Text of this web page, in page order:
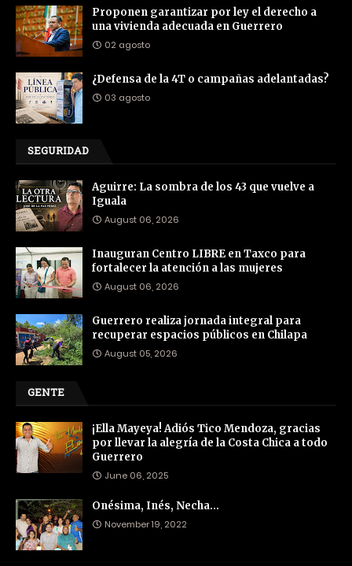
Proponen garantizar por ley el derecho a
una vivienda adecuada en Guerrero
02 agosto
¿Defensa de la 4T o campañas adelantadas?
03 agosto
SEGURIDAD
Aguirre: La sombra de los 43 que vuelve a
Iguala
August 06, 2026
Inauguran Centro LIBRE en Taxco para
fortalecer la atención a las mujeres
August 06, 2026
Guerrero realiza jornada integral para
recuperar espacios públicos en Chilapa
August 05, 2026
GENTE
¡Ella Mayeya! Adiós Tico Mendoza, gracias
por llevar la alegría de la Costa Chica a todo
Guerrero
June 06, 2025
Onésima, Inés, Necha…
November 19, 2022